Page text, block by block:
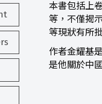
本書包括上
等，不僅揭
等現狀有所
作者金耀基
是他關於中